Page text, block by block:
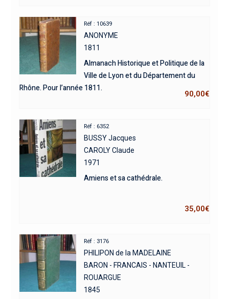
Réf : 10639
ANONYME
1811
Almanach Historique et Politique de la
Ville de Lyon et du Département du
Rhône. Pour l’année 1811.
90,00€
Réf : 6352
BUSSY Jacques
CAROLY Claude
1971
Amiens et sa cathédrale.
35,00€
Réf : 3176
PHILIPON de la MADELAINE
BARON - FRANCAIS - NANTEUIL -
ROUARGUE
1845